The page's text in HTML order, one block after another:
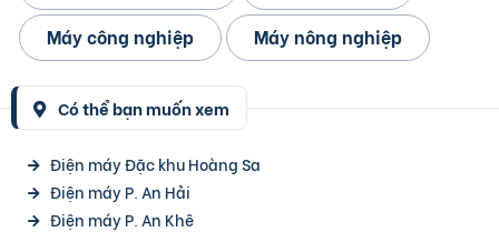
Máy công nghiệp
Máy nông nghiệp
Có thể bạn muốn xem
Điện máy Đặc khu Hoàng Sa
Điện máy P. An Hải
Điện máy P. An Khê